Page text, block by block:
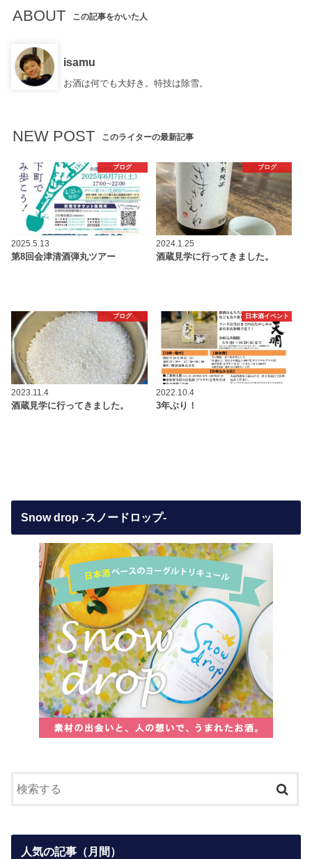
ABOUT この記事をかいた人
isamu
お酒は何でも大好き。特技は除雪。
NEW POST このライターの最新記事
ブログ
2025.5.13
第8回会津清酒弾丸ツアー
ブログ
2024.1.25
酒蔵見学に行ってきました。
ブログ
2023.11.4
酒蔵見学に行ってきました。
日本酒イベント
2022.10.4
3年ぶり！
Snow drop -スノードロップ-
人気の記事（月間）